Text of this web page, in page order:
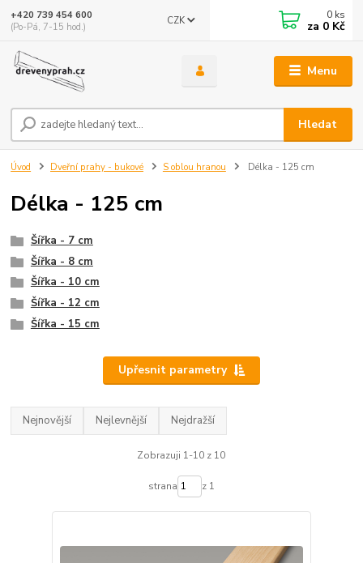
Menu
CZK
Hledat
+420 739 454 600
(Po-Pá, 7-15 hod.)
0 ks
za 0 Kč
Úvod Dveřní prahy - bukové S oblou hranou Délka - 125 cm
Délka - 125 cm
Šířka - 7 cm
Šířka - 8 cm
Šířka - 10 cm
Šířka - 12 cm
Šířka - 15 cm
Upřesnit parametry
Nejnovější Nejlevnější Nejdražší
Zobrazuji 1-10 z 10
strana z 1